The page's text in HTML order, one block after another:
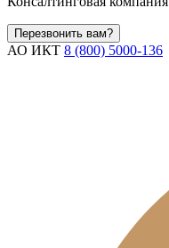
Перезвонить вам?
АО ИКТ 8 (800) 5000-136